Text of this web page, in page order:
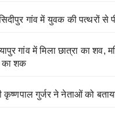
गांव में युवक की पत्थरों से
गांव में मिला छात्रा का शव,
का शक
कृष्णपाल गुर्जर ने नेताओं को